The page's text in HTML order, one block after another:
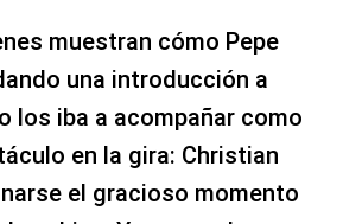
muestran cómo Pepe
una introducción a
los iba a acompañar como
en la gira: Christian
el gracioso momento